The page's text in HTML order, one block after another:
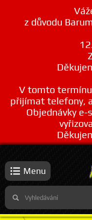
z důvodu
V tomto
přijímat telefony,
Objednávky
Menu